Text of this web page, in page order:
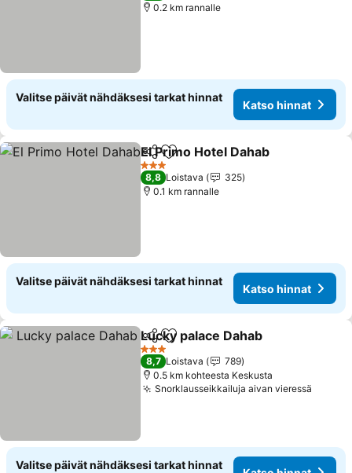
0.2 km rannalle
Valitse päivät nähdäksesi tarkat hinnat
Katso hinnat
Jaa Lisää suosikkeihin
El Primo Hotel Dahab
3 Tähtiluokitus
8,8 Loistava
325
0.1 km rannalle
Valitse päivät nähdäksesi tarkat hinnat
Katso hinnat
Jaa Lisää suosikkeihin
Lucky palace Dahab
3 Tähtiluokitus
8,7 Loistava
789
0.5 km kohteesta Keskusta
Snorklausseikkailuja aivan vieressä
Valitse päivät nähdäksesi tarkat hinnat